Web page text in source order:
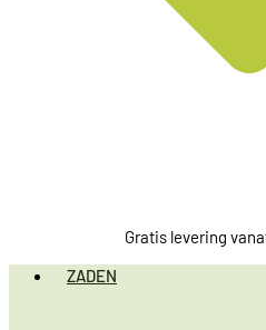
Gratis levering
ZADEN